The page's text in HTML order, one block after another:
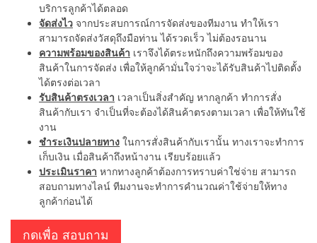
บริการลูกค้าได้ตลอด
จัดส่งไว จากประสบการณ์การจัดส่งของทีมงาน ทำให้เรา
สามารถจัดส่งวัสดุถึงมือท่าน ได้รวดเร็ว ไม่ต้องรอนาน
ความพร้อมของสินค้า เราจึงได้ตระหนักถึงความพร้อมของ
สินค้าในการจัดส่ง เพื่อให้ลูกค้ามั่นใจว่าจะได้รับสินค้าไปติดตั้ง
ได้ตรงต่อเวลา
รับสินค้าตรงเวลา เวลาเป็นสิ่งสำคัญ หากลูกค้า ทำการสั่ง
สินค้ากับเรา จำเป็นที่จะต้องได้สินค้าตรงตามเวลา เพื่อให้ทันใช้
งาน
ชำระเงินปลายทาง ในการสั่งสินค้ากับเรานั้น ทางเราจะทำการ
เก็บเงิน เมื่อสินค้าถึงหน้างาน เรียบร้อยแล้ว
ประเมินราคา หากทางลูกค้าต้องการทราบค่าใช่จ่าย สามารถ
สอบถามทางไลน์ ทีมงานจะทำการคำนวณค่าใช้จ่ายให้ทาง
ลูกค้าก่อนได้
กดเพื่อ สอบถาม